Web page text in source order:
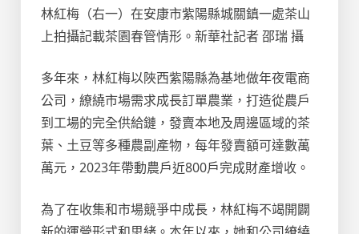
林紅梅（右一）在安康市紫陽縣城關鎮一處茶山
上拍攝記載茶園春管情形。新華社記者 邵瑞 攝
多年來，林紅梅以陜西紫陽縣為基地做年夜電商
公司，繚繞市場需求成長訂單農業，打造從農戶
到工場的完全供給鏈，發賣本地及周邊區域的茶
葉、土豆等多種農副產物，每年發賣額可達數萬
萬元，2023年帶動農戶近800戶完成財產增收。
為了在收集和市場競爭中成長，林紅梅不竭開闢